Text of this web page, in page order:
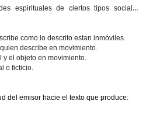
espirituales de ciertos tipos sociales
como lo descrito estan inmóviles.
describe en movimiento.
y el objeto en movimiento.
o ficticio.
del emisor hacie el texto que produce: